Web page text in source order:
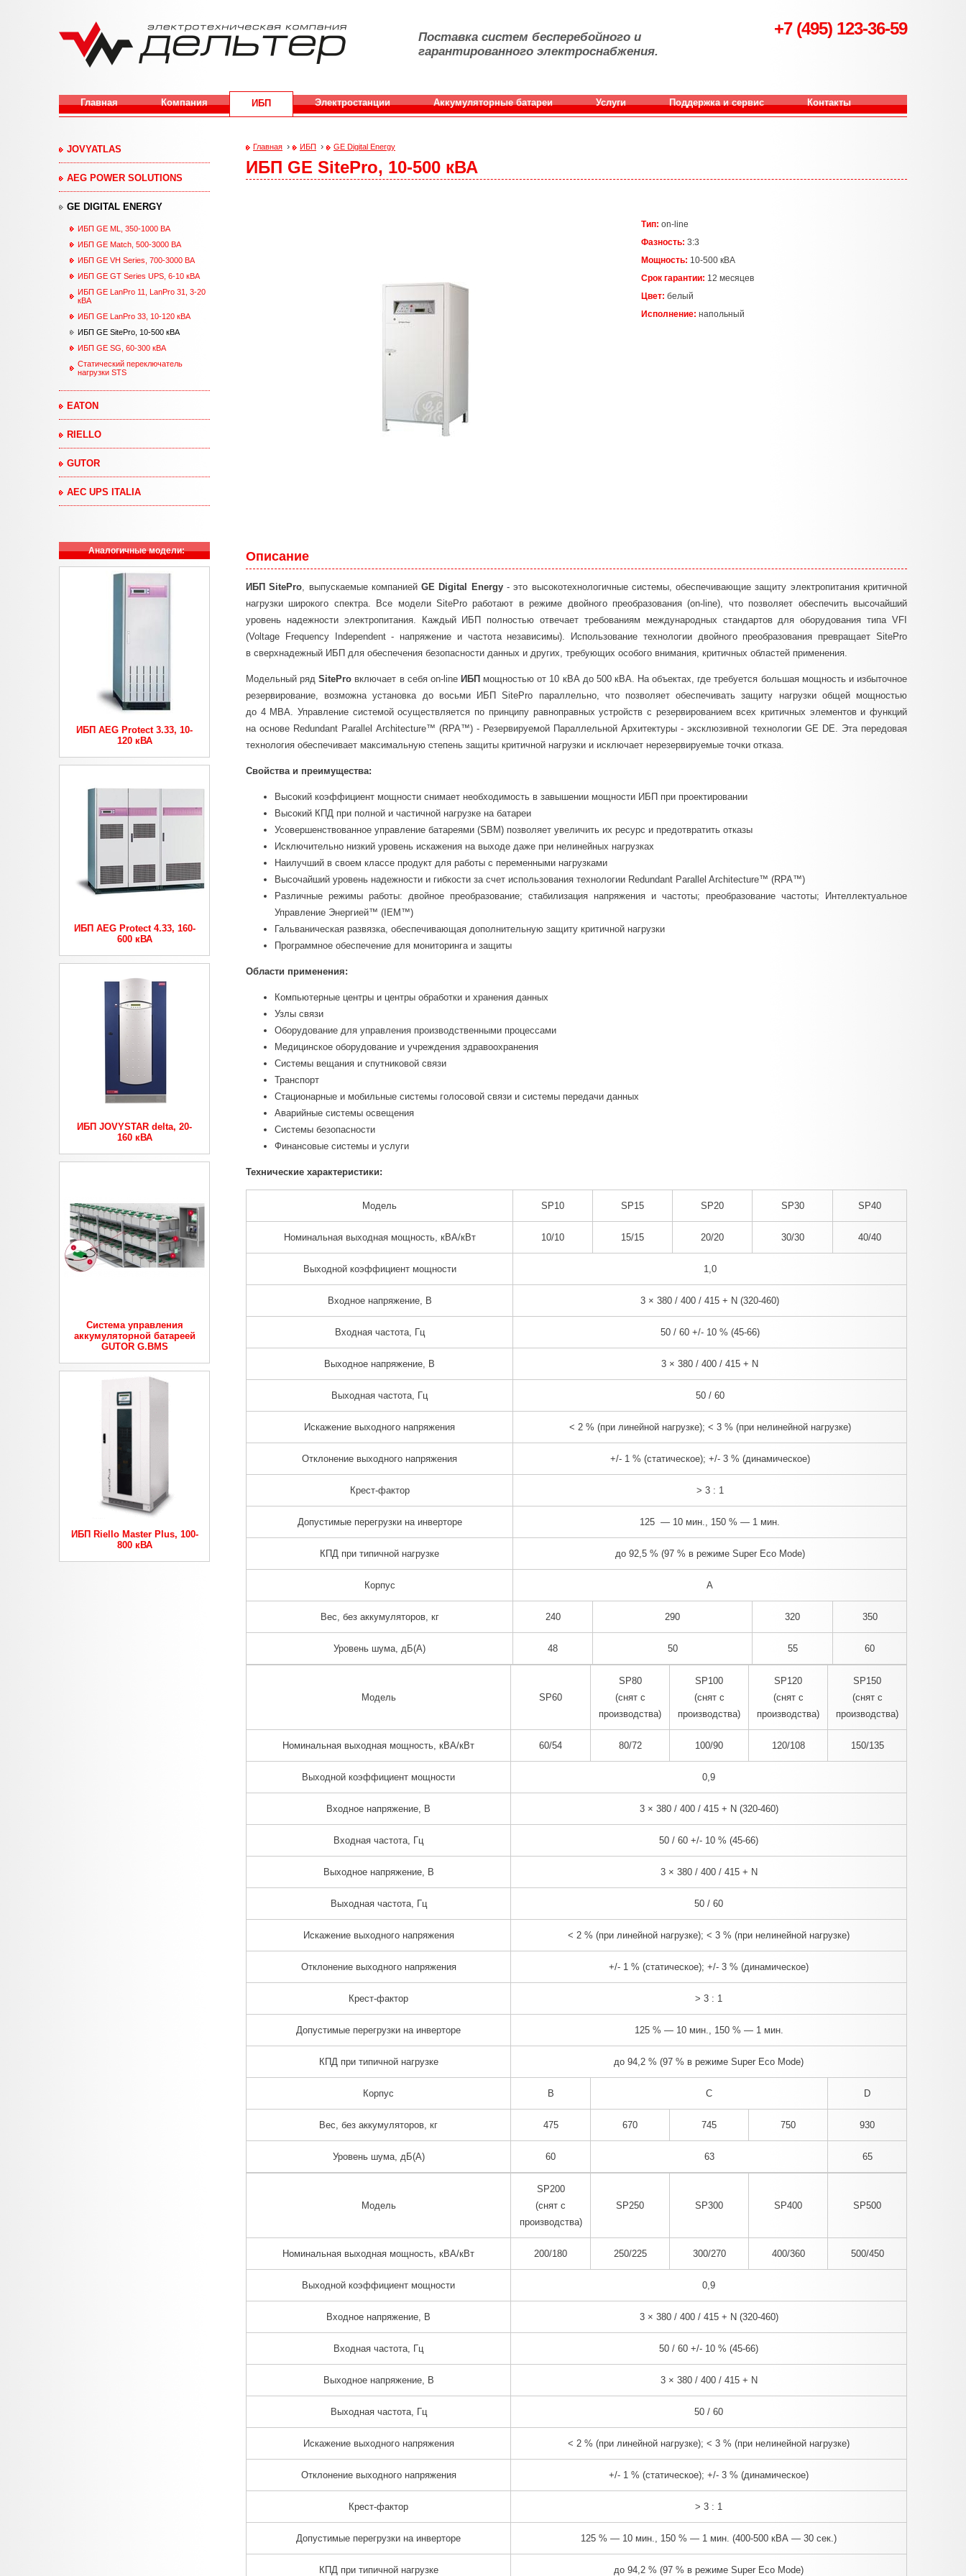
Поставка систем бесперебойного и
гарантированного электроснабжения.
+7 (495) 123-36-59
Главная Компания ИБП Электростанции Аккумуляторные батареи Услуги Поддержка и сервис Контакты
JOVYATLAS
AEG POWER SOLUTIONS
GE DIGITAL ENERGY
ИБП GE ML, 350-1000 ВА
ИБП GE Match, 500-3000 ВА
ИБП GE VH Series, 700-3000 ВА
ИБП GE GT Series UPS, 6-10 кВА
ИБП GE LanPro 11, LanPro 31, 3-20
кВА
ИБП GE LanPro 33, 10-120 кВА
ИБП GE SitePro, 10-500 кВА
ИБП GE SG, 60-300 кВА
Статический переключатель
нагрузки STS
EATON
RIELLO
GUTOR
AEC UPS ITALIA
Аналогичные модели:
ИБП AEG Protect 3.33, 10-
120 кВА
ИБП AEG Protect 4.33, 160-
600 кВА
ИБП JOVYSTAR delta, 20-
160 кВА
Система управления
аккумуляторной батареей
GUTOR G.BMS
ИБП Riello Master Plus, 100-
800 кВА
Вы здесь
Главная › ИБП › GE Digital Energy
ИБП GE SitePro, 10-500 кВА
Тип: on-line
Фазность: 3:3
Мощность: 10-500 кВА
Срок гарантии: 12 месяцев
Цвет: белый
Исполнение: напольный
Описание
ИБП SitePro, выпускаемые компаниейGE Digital Energy- это высокотехнологичные системы, обеспечивающие защиту электропитания критичной
нагрузки широкого спектра. Все модели SitePro работают в режиме двойного преобразования (on-line), что позволяет обеспечить высочайший
уровень надежности электропитания. Каждый ИБП полностью отвечает требованиям международных стандартов для оборудования типа VFI
(Voltage Frequency Independent - напряжение и частота независимы). Использование технологии двойного преобразования превращает SitePro
в сверхнадежный ИБП для обеспечения безопасности данных и других, требующих особого внимания, критичных областей применения.
Модельный рядSitePro включает в себя on-line ИБП мощностью от 10 кВА до 500 кВА. На объектах, где требуется большая мощность и избыточное
резервирование, возможна установка до восьми ИБП SitePro параллельно, что позволяет обеспечивать защиту нагрузки общей мощностью
до 4 МВА. Управление системой осуществляется по принципу равноправных устройств с резервированием всех критичных элементов и функций
на основе Redundant Parallel Architecture™ (RPA™) - Резервируемой Параллельной Архитектуры - эксклюзивной технологии GE DE. Эта передовая
технология обеспечивает максимальную степень защиты критичной нагрузки и исключает нерезервируемые точки отказа.
Свойства и преимущества:
Высокий коэффициент мощности снимает необходимость в завышении мощности ИБП при проектировании
Высокий КПД при полной и частичной нагрузке на батареи
Усовершенствованное управление батареями (SBM) позволяет увеличить их ресурс и предотвратить отказы
Исключительно низкий уровень искажения на выходе даже при нелинейных нагрузках
Наилучший в своем классе продукт для работы с переменными нагрузками
Высочайший уровень надежности и гибкости за счет использования технологии Redundant Parallel Architecture™ (RPA™)
Различные режимы работы: двойное преобразование; стабилизация напряжения и частоты; преобразование частоты; Интеллектуальное
Управление Энергией™ (IEM™)
Гальваническая развязка, обеспечивающая дополнительную защиту критичной нагрузки
Программное обеспечение для мониторинга и защиты
Области применения:
Компьютерные центры и центры обработки и хранения данных
Узлы связи
Оборудование для управления производственными процессами
Медицинское оборудование и учреждения здравоохранения
Системы вещания и спутниковой связи
Транспорт
Стационарные и мобильные системы голосовой связи и системы передачи данных
Аварийные системы освещения
Системы безопасности
Финансовые системы и услуги
Технические характеристики:
Модель SP10 SP15 SP20 SP30 SP40
Номинальная выходная мощность, кВА/кВт 10/10 15/15 20/20 30/30 40/40
Выходной коэффициент мощности 1,0
Входное напряжение, В 3 × 380 / 400 / 415 + N (320-460)
Входная частота, Гц 50 / 60 +/- 10 % (45-66)
Выходное напряжение, В 3 × 380 / 400 / 415 + N
Выходная частота, Гц 50 / 60
Искажение выходного напряжения < 2 % (при линейной нагрузке); < 3 % (при нелинейной нагрузке)
Отклонение выходного напряжения +/- 1 % (статическое); +/- 3 % (динамическое)
Крест-фактор > 3 : 1
Допустимые перегрузки на инверторе 125 — 10 мин., 150 % — 1 мин.
КПД при типичной нагрузке до 92,5 % (97 % в режиме Super Eco Mode)
Корпус A
Вес, без аккумуляторов, кг 240 290 320 350
Уровень шума, дБ(А) 48 50 55 60
Модель SP60
SP80
(снят с
производства)
SP100
(снят с
производства)
SP120
(снят с
производства)
SP150
(снят с
производства)
Номинальная выходная мощность, кВА/кВт 60/54 80/72 100/90 120/108 150/135
Выходной коэффициент мощности 0,9
Входное напряжение, В 3 × 380 / 400 / 415 + N (320-460)
Входная частота, Гц 50 / 60 +/- 10 % (45-66)
Выходное напряжение, В 3 × 380 / 400 / 415 + N
Выходная частота, Гц 50 / 60
Искажение выходного напряжения < 2 % (при линейной нагрузке); < 3 % (при нелинейной нагрузке)
Отклонение выходного напряжения +/- 1 % (статическое); +/- 3 % (динамическое)
Крест-фактор > 3 : 1
Допустимые перегрузки на инверторе 125 % — 10 мин., 150 % — 1 мин.
КПД при типичной нагрузке до 94,2 % (97 % в режиме Super Eco Mode)
Корпус B C D
Вес, без аккумуляторов, кг 475 670 745 750 930
Уровень шума, дБ(А) 60 63 65
Модель
SP200
(снят с
производства)
SP250 SP300 SP400 SP500
Номинальная выходная мощность, кВА/кВт 200/180 250/225 300/270 400/360 500/450
Выходной коэффициент мощности 0,9
Входное напряжение, В 3 × 380 / 400 / 415 + N (320-460)
Входная частота, Гц 50 / 60 +/- 10 % (45-66)
Выходное напряжение, В 3 × 380 / 400 / 415 + N
Выходная частота, Гц 50 / 60
Искажение выходного напряжения < 2 % (при линейной нагрузке); < 3 % (при нелинейной нагрузке)
Отклонение выходного напряжения +/- 1 % (статическое); +/- 3 % (динамическое)
Крест-фактор > 3 : 1
Допустимые перегрузки на инверторе 125 % — 10 мин., 150 % — 1 мин. (400-500 кВА — 30 сек.)
КПД при типичной нагрузке до 94,2 % (97 % в режиме Super Eco Mode)